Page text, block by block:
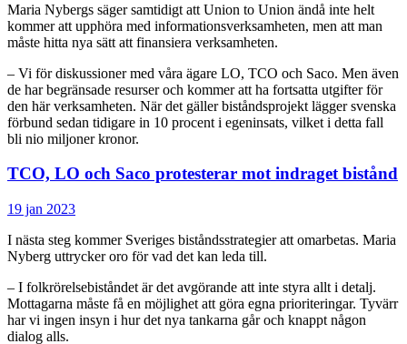
Maria Nybergs säger samtidigt att Union to Union ändå inte helt
kommer att upphöra med informationsverksamheten, men att man
måste hitta nya sätt att finansiera verksamheten.
– Vi för diskussioner med våra ägare LO, TCO och Saco. Men även
de har begränsade resurser och kommer att ha fortsatta utgifter för
den här verksamheten. När det gäller biståndsprojekt lägger svenska
förbund sedan tidigare in 10 procent i egeninsats, vilket i detta fall
bli nio miljoner kronor.
TCO, LO och Saco protesterar mot indraget bistånd
19 jan 2023
I nästa steg kommer Sveriges biståndsstrategier att omarbetas. Maria
Nyberg uttrycker oro för vad det kan leda till.
– I folkrörelsebiståndet är det avgörande att inte styra allt i detalj.
Mottagarna måste få en möjlighet att göra egna prioriteringar. Tyvärr
har vi ingen insyn i hur det nya tankarna går och knappt någon
dialog alls.